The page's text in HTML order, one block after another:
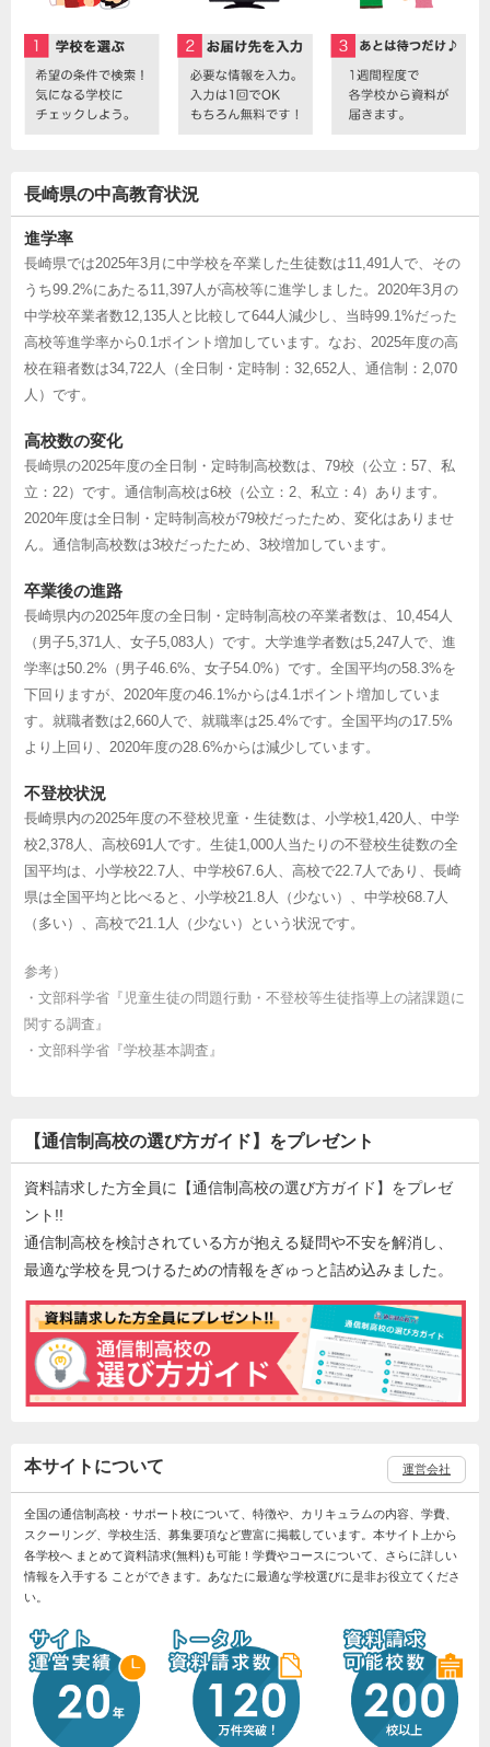
長崎県の中高教育状況
進学率
長崎県では2025年3月に中学校を卒業した生徒数は11,491人で、その
うち99.2%にあたる11,397人が高校等に進学しました。2020年3月の
中学校卒業者数12,135人と比較して644人減少し、当時99.1%だった
高校等進学率から0.1ポイント増加しています。なお、2025年度の高
校在籍者数は34,722人（全日制・定時制：32,652人、通信制：2,070
人）です。
高校数の変化
長崎県の2025年度の全日制・定時制高校数は、79校（公立：57、私
立：22）です。通信制高校は6校（公立：2、私立：4）あります。
2020年度は全日制・定時制高校が79校だったため、変化はありませ
ん。通信制高校数は3校だったため、3校増加しています。
卒業後の進路
長崎県内の2025年度の全日制・定時制高校の卒業者数は、10,454人
（男子5,371人、女子5,083人）です。大学進学者数は5,247人で、進
学率は50.2%（男子46.6%、女子54.0%）です。全国平均の58.3%を
下回りますが、2020年度の46.1%からは4.1ポイント増加していま
す。就職者数は2,660人で、就職率は25.4%です。全国平均の17.5%
より上回り、2020年度の28.6%からは減少しています。
不登校状況
長崎県内の2025年度の不登校児童・生徒数は、小学校1,420人、中学
校2,378人、高校691人です。生徒1,000人当たりの不登校生徒数の全
国平均は、小学校22.7人、中学校67.6人、高校で22.7人であり、長崎
県は全国平均と比べると、小学校21.8人（少ない）、中学校68.7人
（多い）、高校で21.1人（少ない）という状況です。
参考）
・ 文部科学省『児童生徒の問題行動・不登校等生徒指導上の諸課題に
関する調査』
・ 文部科学省『学校基本調査』
【通信制高校の選び方ガイド】をプレゼント
資料請求した方全員に【通信制高校の選び方ガイド】をプレゼ
ント!!
通信制高校を検討されている方が抱える疑問や不安を解消し、
最適な学校を見つけるための情報をぎゅっと詰め込みました。
本サイトについて 運営会社
全国の通信制高校・サポート校について、特徴や、カリキュラムの内容、学費、
スクーリング、学校生活、募集要項など豊富に掲載しています。本サイト上から
各学校へ まとめて資料請求(無料)も可能！学費やコースについて、さらに詳しい
情報を入手する ことができます。あなたに最適な学校選びに是非お役立てくださ
い。